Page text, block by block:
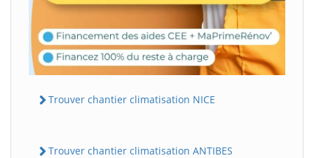
Trouver chantier climatisation NICE
Trouver chantier climatisation ANTIBES